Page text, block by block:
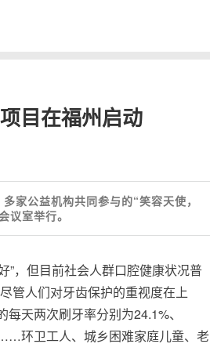
目在福州启动
家公益机构共同参与的“笑容天使，
议室举行。
”，但目前社会人群口腔健康状况普
管人们对牙齿保护的重视度在上
天两次刷牙率分别为24.1%、
环卫工人、城乡困难家庭儿童、老